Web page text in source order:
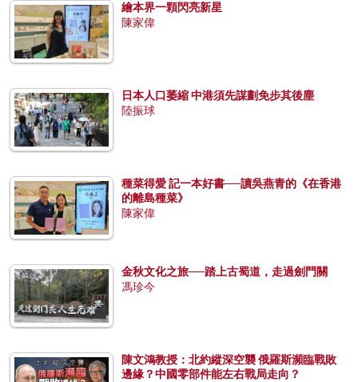
繪本界一顆閃亮新星
陳家偉
日本人口萎縮 中港須先謀劃免步其後塵
陸振球
種菜得愛 記一本好書──讀吳燕青的《在香港
的離島種菜》
陳家偉
金秋文化之旅──踏上古蜀道，走過劍門關
馮珍今
陳文鴻教授：北約縱深空襲 俄羅斯瀕臨戰敗
邊緣？中國零部件能左右戰局走向？